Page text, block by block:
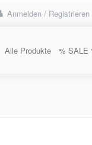
Anmelden / Registrieren
Alle Produkte % SALE